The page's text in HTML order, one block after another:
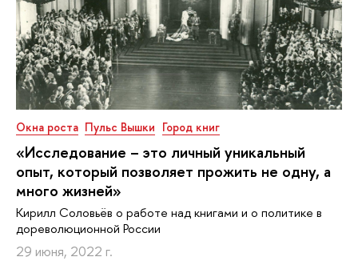
Окна роста Пульс Вышки Город книг
«Исследование – это личный уникальный
опыт, который позволяет прожить не одну, а
много жизней»
Кирилл Соловьёв о работе над книгами и о политике в
дореволюционной России
29 июня, 2022 г.